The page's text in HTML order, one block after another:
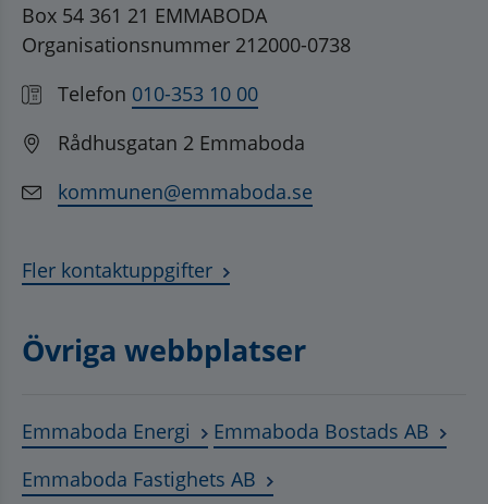
Box 54 361 21 EMMABODA
Organisationsnummer 212000-0738
Telefon 010-353 10 00
Rådhusgatan 2 Emmaboda
kommunen@emmaboda.se
Fler kontaktuppgifter
Övriga webbplatser
Emmaboda Energi Länk till annan webbplats,
Emmaboda Bostads AB
Emmaboda Fastighets AB Länk till annan